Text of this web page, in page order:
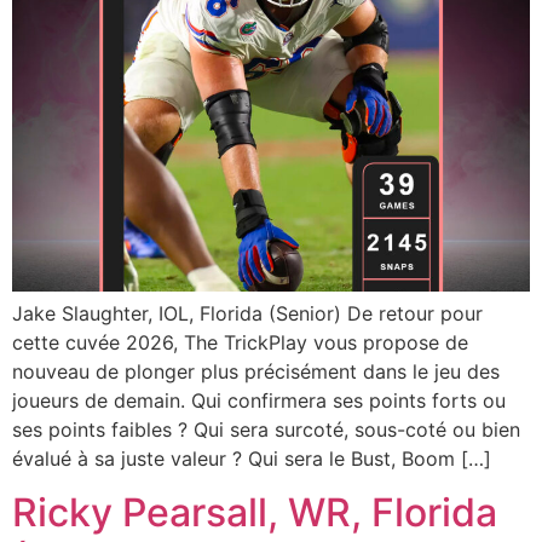
Jake Slaughter, IOL, Florida (Senior) De retour pour
cette cuvée 2026, The TrickPlay vous propose de
nouveau de plonger plus précisément dans le jeu des
joueurs de demain. Qui confirmera ses points forts ou
ses points faibles ? Qui sera surcoté, sous-coté ou bien
évalué à sa juste valeur ? Qui sera le Bust, Boom […]
Ricky Pearsall, WR, Florida